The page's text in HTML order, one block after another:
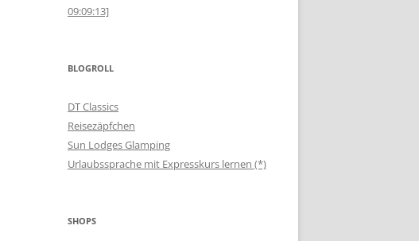
09:09:13]
BLOGROLL
DT Classics
Reisezäpfchen
Sun Lodges Glamping
Urlaubssprache mit Expresskurs lernen (*)
SHOPS